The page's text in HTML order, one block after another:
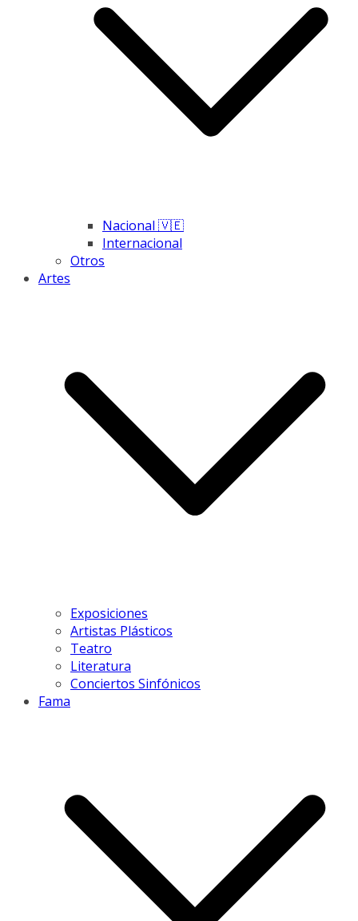
Nacional 🇻🇪
Internacional
Otros
Artes
Exposiciones
Artistas Plásticos
Teatro
Literatura
Conciertos Sinfónicos
Fama